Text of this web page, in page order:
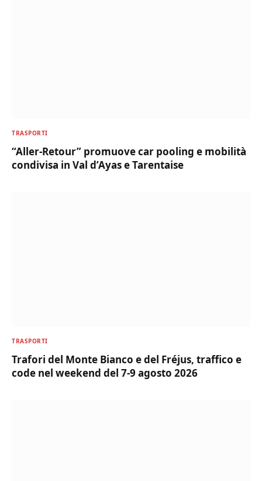
TRASPORTI
“Aller-Retour” promuove car pooling e mobilità
condivisa in Val d’Ayas e Tarentaise
TRASPORTI
Trafori del Monte Bianco e del Fréjus, traffico e
code nel weekend del 7-9 agosto 2026